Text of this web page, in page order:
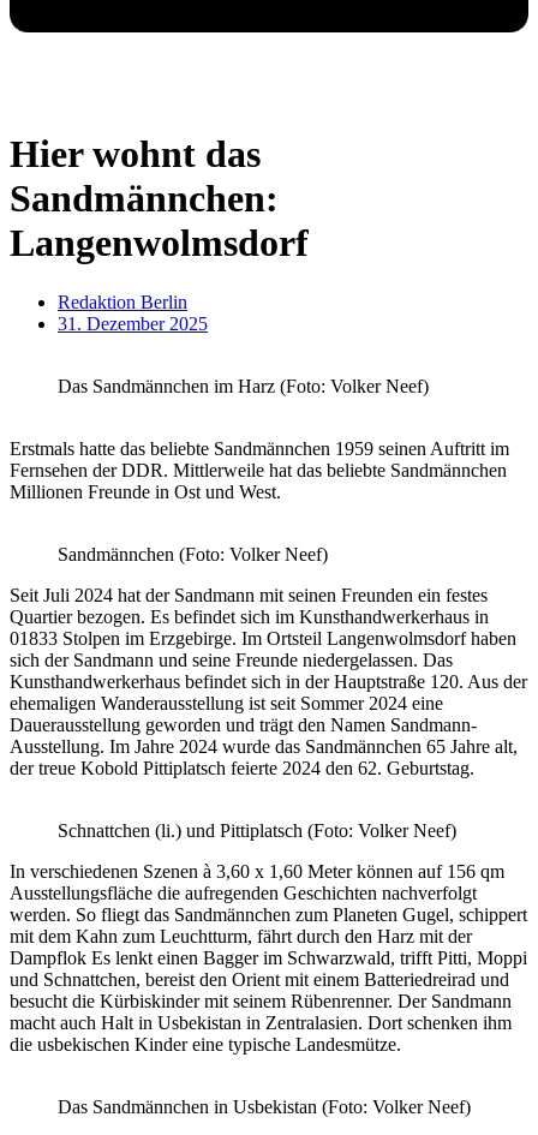
Hier wohnt das
Sandmännchen:
Langenwolmsdorf
Redaktion Berlin
31. Dezember 2025
Das Sandmännchen im Harz (Foto: Volker Neef)
Erstmals hatte das beliebte Sandmännchen 1959 seinen Auftritt im
Fernsehen der DDR. Mittlerweile hat das beliebte Sandmännchen
Millionen Freunde in Ost und West.
Sandmännchen (Foto: Volker Neef)
Seit Juli 2024 hat der Sandmann mit seinen Freunden ein festes
Quartier bezogen. Es befindet sich im Kunsthandwerkerhaus in
01833 Stolpen im Erzgebirge. Im Ortsteil Langenwolmsdorf haben
sich der Sandmann und seine Freunde niedergelassen. Das
Kunsthandwerkerhaus befindet sich in der Hauptstraße 120. Aus der
ehemaligen Wanderausstellung ist seit Sommer 2024 eine
Dauerausstellung geworden und trägt den Namen Sandmann-
Ausstellung. Im Jahre 2024 wurde das Sandmännchen 65 Jahre alt,
der treue Kobold Pittiplatsch feierte 2024 den 62. Geburtstag.
Schnattchen (li.) und Pittiplatsch (Foto: Volker Neef)
In verschiedenen Szenen à 3,60 x 1,60 Meter können auf 156 qm
Ausstellungsfläche die aufregenden Geschichten nachverfolgt
werden. So fliegt das Sandmännchen zum Planeten Gugel, schippert
mit dem Kahn zum Leuchtturm, fährt durch den Harz mit der
Dampflok Es lenkt einen Bagger im Schwarzwald, trifft Pitti, Moppi
und Schnattchen, bereist den Orient mit einem Batteriedreirad und
besucht die Kürbiskinder mit seinem Rübenrenner. Der Sandmann
macht auch Halt in Usbekistan in Zentralasien. Dort schenken ihm
die usbekischen Kinder eine typische Landesmütze.
Das Sandmännchen in Usbekistan (Foto: Volker Neef)